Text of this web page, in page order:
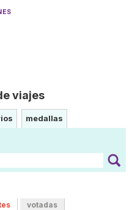
viajes
medallas
votadas